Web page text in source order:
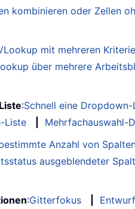
kombinieren oder Zellen
mit mehreren
über mehrere
:Schnell eine
Liste
Mehrfachauswahl-
Anzahl von
ausgeblendeter
:Gitterfokus
Entwurf